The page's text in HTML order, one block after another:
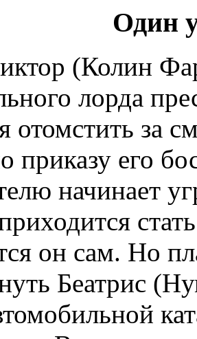
Один
(Колин
лорда
отомстить за
приказу его
начинает
он сам. Но
Беатрис